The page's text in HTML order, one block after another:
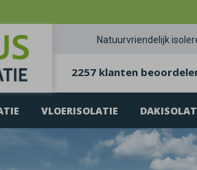
Natuurvriendelijk
2257 klanten
VLOERISOLATIE